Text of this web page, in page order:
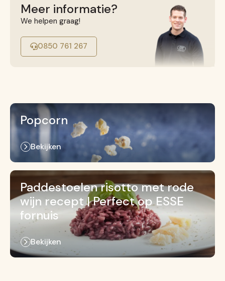
Meer informatie?
We helpen graag!
0850 761 267
Popcorn
Bekijken
Paddestoelen risotto met rode
wijn recept | Perfect op ESSE
fornuis
Bekijken